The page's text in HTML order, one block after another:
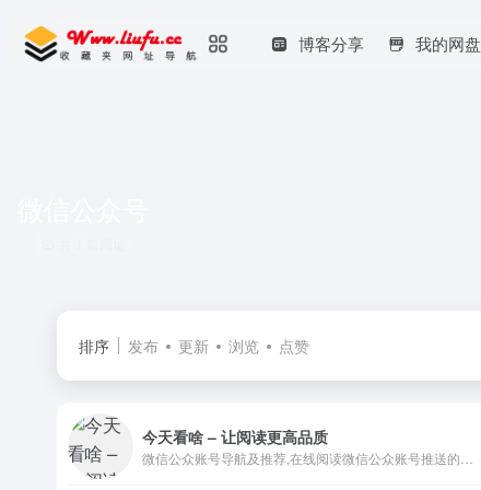
博客分享 我的网盘
排序 发布 更新 浏览 点赞
今天看啥 – 让阅读更高品质